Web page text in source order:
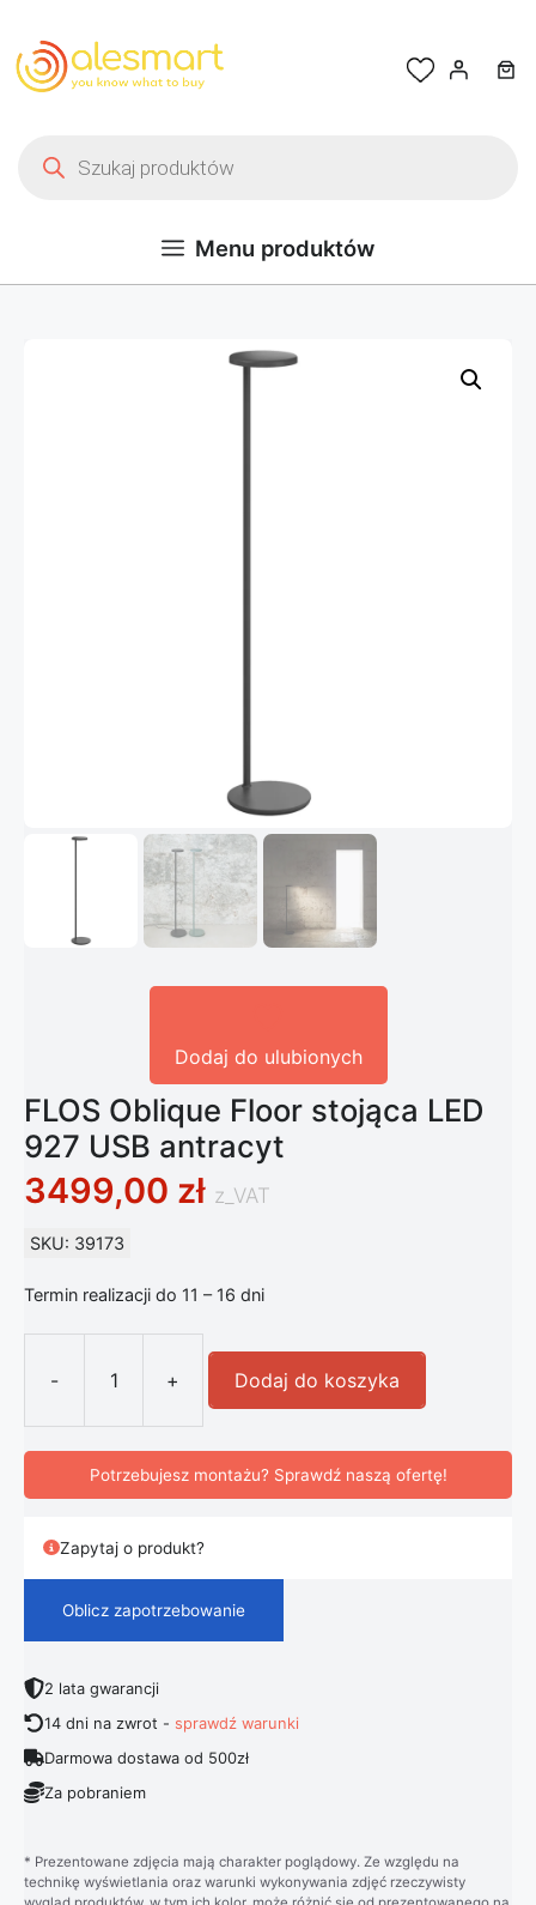
Menu produktów
Dodaj do ulubionych
FLOS Oblique Floor stojąca LED
927 USB antracyt
3499,00 zł z_VAT
SKU: 39173
Termin realizacji do 11 – 16 dni
-
ilość FLOS Oblique Floor stojąca
+ Dodaj do koszyka
Potrzebujesz montażu? Sprawdź naszą ofertę!
Zapytaj o produkt?
Oblicz zapotrzebowanie
2 lata gwarancji
14 dni na zwrot -sprawdź warunki
Darmowa dostawa od 500zł
Za pobraniem
* Prezentowane zdjęcia mają charakter poglądowy. Ze względu na
technikę wyświetlania oraz warunki wykonywania zdjęć rzeczywisty